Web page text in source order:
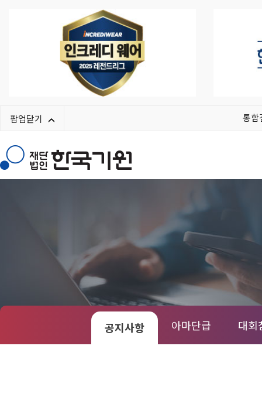
팝업닫기 통합
공지사항 아마단급 대회